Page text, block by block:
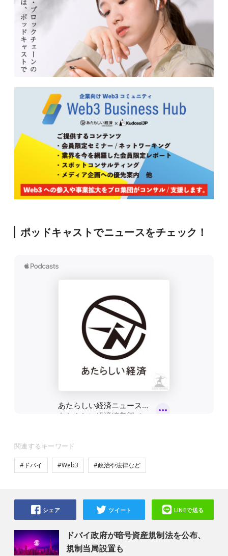
ポッドキャストでニュースをチェック！
関連するキーワード
#ドバイ #Web3 #政治や法律など
ドバイ政府が暗号資産規制法を公布、
規制当局設置も
シェア ツイート LINEで送る